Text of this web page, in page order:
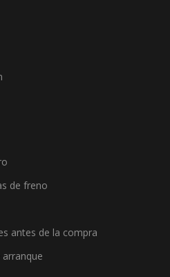
de freno
antes de la compra